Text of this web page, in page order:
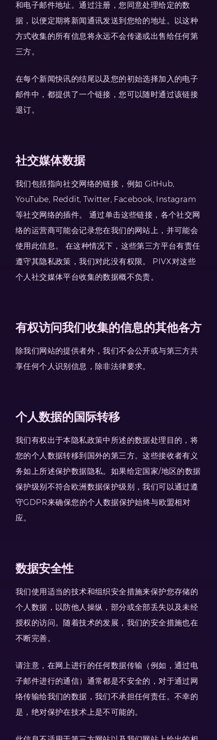
和电子邮件地址。通过注册，您同意处理给定的数
据，以便定期将新闻通讯发送到您给的地址。以这种
方式收集的所有信息将永远不会传递或出售给任何第
三方。
在每个新闻快讯的结尾以及您的初始选择加入的电子
邮件中，都提供了一个链接，您可以随时通过该链接
退订。
社交媒体数据
我们包括指向社交网络的链接，例如 GitHub,
YouTube, Reddit, Twitter, Facebook, Instagram
等社交网络的插件。 通过单击这些链接，各个社交网
络的运营商可能会记录您在我们的网站上，并可能会
使用此信息。 在这种情况下，这些第三方平台有责任
遵守其隐私政策，我们对此没有权限。 PIVX对这些
个人社交媒体平台收集的数据概不负责。
有权访问我们收集的信息的其他各方
除我们网站的提供者外，我们不会公开或与第三方共
享任何个人识别信息，除非法律要求。
个人数据的国际转移
我们有权出于本隐私政策中所述的数据处理目的，将
您的个人数据转移到国外的第三方。这些接收者有义
务如上所述保护数据隐私。如果给定国家/地区的数据
保护级别不符合欧洲数据保护级别，我们可以通过遵
守GDPR来确保您的个人数据保护始终与欧盟相对
应。
数据安全性
我们使用适当的技术和组织安全措施来保护您存储的
个人数据，以防他人操纵，部分或全部丢失以及未经
授权的访问。随着技术的发展，我们的安全措施也在
不断完善。
请注意，在网上进行的任何数据传输（例如，通过电
子邮件进行的通信）通常都是不安全的，对于通过网
络传输给我们的数据，我们不承担任何责任。不幸的
是，绝对保护在技术上是不可能的。